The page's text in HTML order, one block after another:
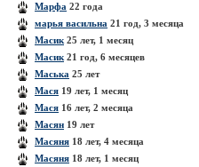
Марфа 22 года
марья васильна 21 год, 3 месяца
Масик 25 лет, 1 месяц
Масик 21 год, 6 месяцев
Маська 25 лет
Мася 19 лет, 1 месяц
Мася 16 лет, 2 месяца
Масян 19 лет
Масяня 18 лет, 4 месяца
Масяня 18 лет, 1 месяц